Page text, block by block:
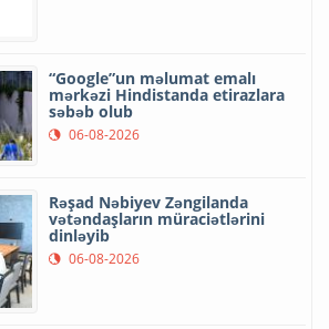
“Google”un məlumat emalı
mərkəzi Hindistanda etirazlara
səbəb olub
06-08-2026
Rəşad Nəbiyev Zəngilanda
vətəndaşların müraciətlərini
dinləyib
06-08-2026